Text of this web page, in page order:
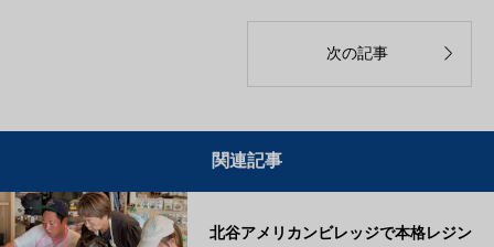
次の記事 
関連記事
北谷アメリカンビレッジで本格レジン